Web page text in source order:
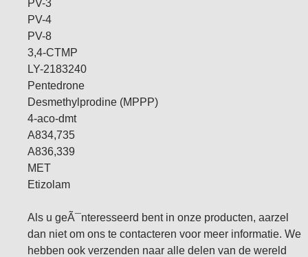
PV-3
PV-4
PV-8
3,4-CTMP
LY-2183240
Pentedrone
Desmethylprodine (MPPP)
4-aco-dmt
A834,735
A836,339
MET
Etizolam
Als u geÃ¯nteresseerd bent in onze producten, aarzel
dan niet om ons te contacteren voor meer informatie. We
hebben ook verzenden naar alle delen van de wereld